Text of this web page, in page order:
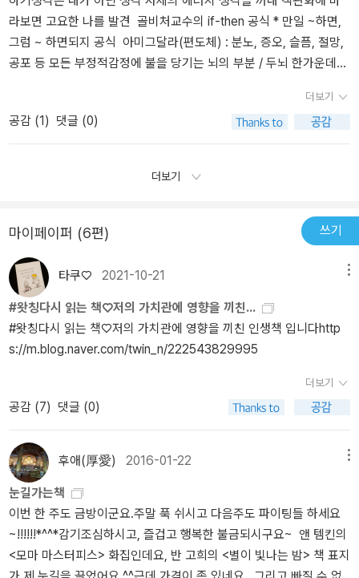
라보면 고요한 나를 발견 골비처교수의 if-then 공식 * 만일 ~하면,
그럼 ~ 하면되지 공식 아미그달라(편도체) : 분노, 증오, 슬픔, 절망,
공포 등 모든 부정적감정에 불을 당기는 뇌의 부분 / 두뇌 한가운데의
정적감정을 켜고 끄는 스위치 부정적 생각의 자연적 수명은 90초 *
뿌리없는 나무에서 활활 타오르는 불길
더보기
공감 (1) 댓글 (0)
더보기
마이페이퍼 (6편) 쓰기
타쿠♡ 2021-10-21
#왓칭다시 읽는 책♡저의 가치관에 영향을 끼친...
#왓칭다시 읽는 책♡저의 가치관에 영향을 끼친 인생책 입니다http
s://m.blog.naver.com/twin_n/222543829995
더보기
공감 (7) 댓글 (0)
후애(厚愛) 2016-01-22
눈길가는책
이번 한 주도 금방이군요.주말 푹 쉬시고 다음주도 파이팅들 하세요
~!!!!!!*^^*감기조심하시고, 즐겁고 행복한 불금되시구요~ 앤 템킨의
<모마 마스터피스> 화집인데요, 반 고희의 <별이 빛나는 밤> 책 표지